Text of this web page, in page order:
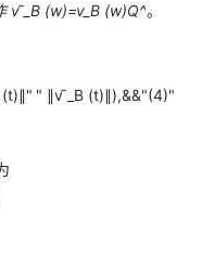
v ̃_B (w)=v_B (w)Q^。
" ∥v ̃_B (t)∥),&&"(4)"